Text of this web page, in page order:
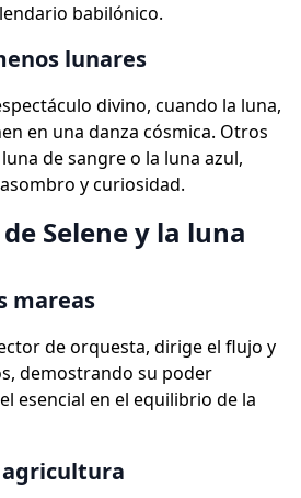
babilónico.
lunares
divino, cuando la luna,
en una danza cósmica. Otros
de sangre o la luna azul,
y curiosidad.
Selene y la luna
mareas
de orquesta, dirige el flujo y
demostrando su poder
esencial en el equilibrio de la